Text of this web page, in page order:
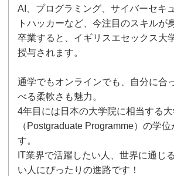
AI、プログラミング、サイバーセキ
トハッカーなど、今注目のスキルが
卒業すると、イギリスエセックス大
授与されます。
通学でもオンラインでも、自分に合
べる柔軟さも魅力。
4年目には日本の大学院に相当する
（Postgraduate Programme）の学位
す。
IT業界で活躍したい人、世界に通じ
い人にぴったりの進路です！